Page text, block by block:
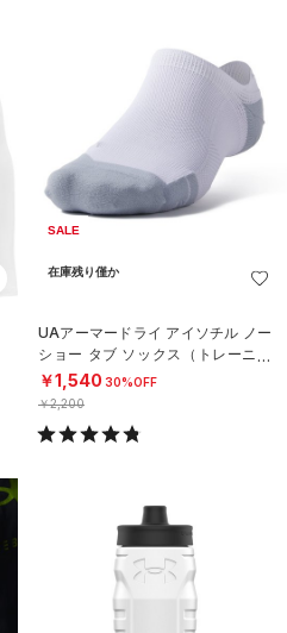
SALE
在庫残り僅か
UAアーマードライ アイソチル ノー
ショー タブ ソックス（トレーニン
グ/UNISEX）
￥1,540 30%OFF
￥2,200